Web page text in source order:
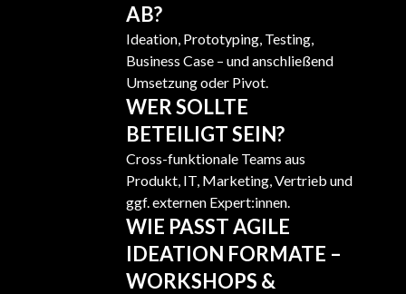
AB?
Ideation, Prototyping, Testing,
Business Case – und anschließend
Umsetzung oder Pivot.
WER SOLLTE
BETEILIGT SEIN?
Cross-funktionale Teams aus
Produkt, IT, Marketing, Vertrieb und
ggf. externen Expert:innen.
WIE PASST AGILE
IDEATION FORMATE –
WORKSHOPS &